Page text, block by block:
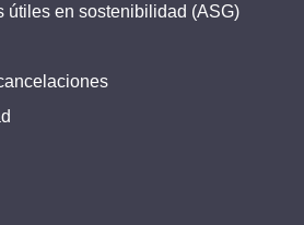
útiles en sostenibilidad (ASG)